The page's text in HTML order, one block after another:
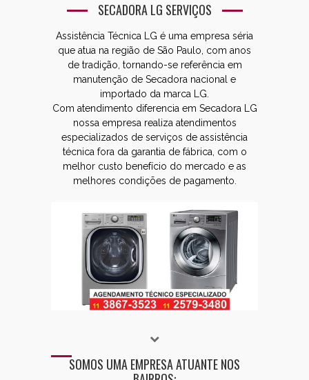
SECADORA LG SERVIÇOS
Assistência Técnica LG é uma empresa séria
que atua na região de São Paulo, com anos
de tradição, tornando-se referência em
manutenção de Secadora nacional e
importado da marca LG.
Com atendimento diferencia em Secadora LG
nossa empresa realiza atendimentos
especializados de serviços de assistência
técnica fora da garantia de fábrica, com o
melhor custo benefício do mercado e as
melhores condições de pagamento.
SOMOS UMA EMPRESA ATUANTE NOS